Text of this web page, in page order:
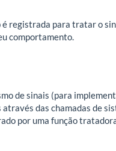
é registrada para tratar o
comportamento.
de sinais (para
das chamadas de
por uma função